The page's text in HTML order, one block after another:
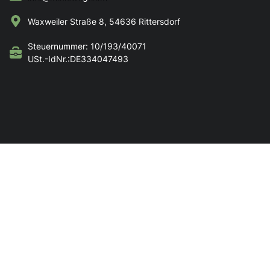
Waxweiler Straße 8, 54636 Rittersdorf
Steuernummer: 10/193/40071
USt.-IdNr.:DE334047493